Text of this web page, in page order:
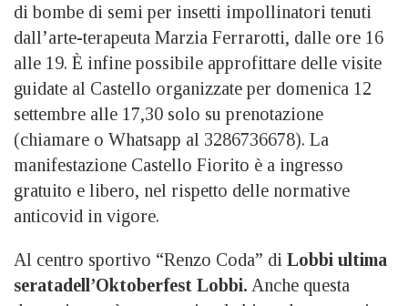
di bombe di semi per insetti impollinatori tenuti
dall’arte-terapeuta Marzia Ferrarotti, dalle ore 16
alle 19. È infine possibile approfittare delle visite
guidate al Castello organizzate per domenica 12
settembre alle 17,30 solo su prenotazione
(chiamare o Whatsapp al 3286736678). La
manifestazione Castello Fiorito è a ingresso
gratuito e libero, nel rispetto delle normative
anticovid in vigore.
Al centro sportivo “Renzo Coda” di Lobbi ultima
seratadell’Oktoberfest Lobbi. Anche questa